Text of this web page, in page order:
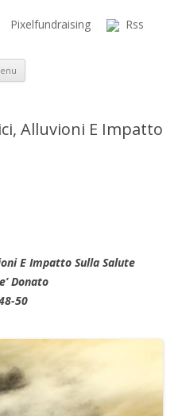
Blog
Pixelfundraising Rss
Vai al contenuto
Alluvioni E Impatto
E Impatto Sulla Salute
Donato
50